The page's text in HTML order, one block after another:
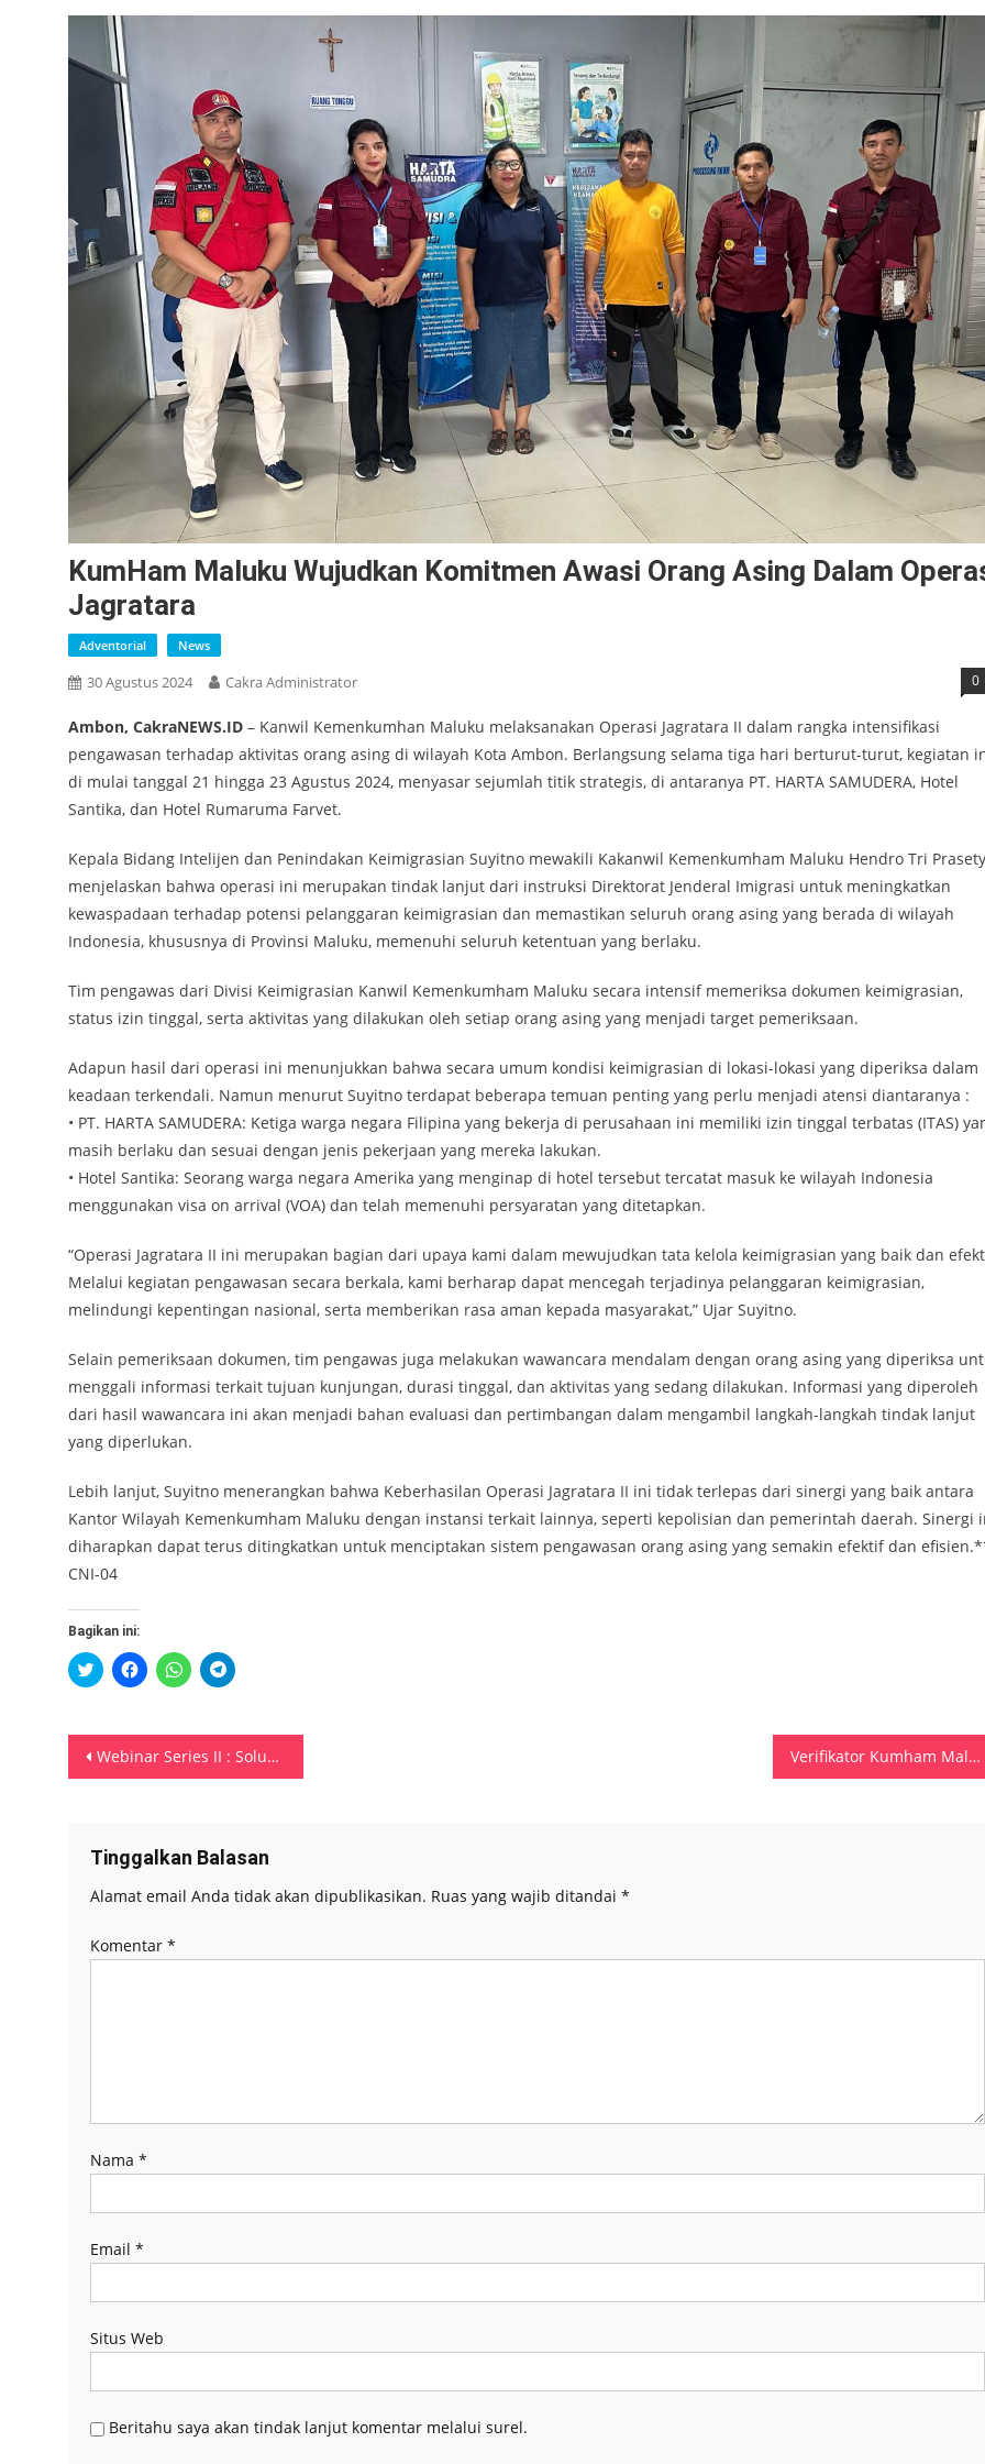
KumHam Maluku Wujudkan Komitmen Awasi Orang Asing Dalam
Jagratara
Adventorial News
30 Agustus 2024 Cakra Administrator 0
Ambon, CakraNEWS.ID – Kanwil Kemenkumhan Maluku melaksanakan Operasi Jagratara II dalam rangka intensifikasi
pengawasan terhadap aktivitas orang asing di wilayah Kota Ambon. Berlangsung selama tiga hari berturut-turut, kegiatan
di mulai tanggal 21 hingga 23 Agustus 2024, menyasar sejumlah titik strategis, di antaranya PT. HARTA SAMUDERA, Hotel
Santika, dan Hotel Rumaruma Farvet.
Kepala Bidang Intelijen dan Penindakan Keimigrasian Suyitno mewakili Kakanwil Kemenkumham Maluku Hendro Tri
menjelaskan bahwa operasi ini merupakan tindak lanjut dari instruksi Direktorat Jenderal Imigrasi untuk meningkatkan
kewaspadaan terhadap potensi pelanggaran keimigrasian dan memastikan seluruh orang asing yang berada di wilayah
Indonesia, khususnya di Provinsi Maluku, memenuhi seluruh ketentuan yang berlaku.
Tim pengawas dari Divisi Keimigrasian Kanwil Kemenkumham Maluku secara intensif memeriksa dokumen keimigrasian,
status izin tinggal, serta aktivitas yang dilakukan oleh setiap orang asing yang menjadi target pemeriksaan.
Adapun hasil dari operasi ini menunjukkan bahwa secara umum kondisi keimigrasian di lokasi-lokasi yang diperiksa dalam
keadaan terkendali. Namun menurut Suyitno terdapat beberapa temuan penting yang perlu menjadi atensi diantaranya :
• PT. HARTA SAMUDERA: Ketiga warga negara Filipina yang bekerja di perusahaan ini memiliki izin tinggal terbatas (ITAS)
masih berlaku dan sesuai dengan jenis pekerjaan yang mereka lakukan.
• Hotel Santika: Seorang warga negara Amerika yang menginap di hotel tersebut tercatat masuk ke wilayah Indonesia
menggunakan visa on arrival (VOA) dan telah memenuhi persyaratan yang ditetapkan.
“Operasi Jagratara II ini merupakan bagian dari upaya kami dalam mewujudkan tata kelola keimigrasian yang baik dan
Melalui kegiatan pengawasan secara berkala, kami berharap dapat mencegah terjadinya pelanggaran keimigrasian,
melindungi kepentingan nasional, serta memberikan rasa aman kepada masyarakat,” Ujar Suyitno.
Selain pemeriksaan dokumen, tim pengawas juga melakukan wawancara mendalam dengan orang asing yang diperiksa
menggali informasi terkait tujuan kunjungan, durasi tinggal, dan aktivitas yang sedang dilakukan. Informasi yang diperoleh
dari hasil wawancara ini akan menjadi bahan evaluasi dan pertimbangan dalam mengambil langkah-langkah tindak lanjut
yang diperlukan.
Lebih lanjut, Suyitno menerangkan bahwa Keberhasilan Operasi Jagratara II ini tidak terlepas dari sinergi yang baik antara
Kantor Wilayah Kemenkumham Maluku dengan instansi terkait lainnya, seperti kepolisian dan pemerintah daerah. Sinergi
diharapkan dapat terus ditingkatkan untuk menciptakan sistem pengawasan orang asing yang semakin efektif dan
CNI-04
Bagikan ini:
Klik
untuk
di
jendela
yang
baru)
Klik
untuk
di
jendela
yang
baru)
Klik
untuk
di
jendela
yang
baru)
Klik
untuk
di
jendela
yang
baru)
Navigasi
Webinar Series II : Solusi Pengembangan Karir ASN Kemenkumham Verifikator Kumham Maluku Intensifkan Verifikasi Dokumen Unggah CPNS 2024
Tinggalkan Balasan
Alamat email Anda tidak akan dipublikasikan. Ruas yang wajib ditandai *
Komentar *
Nama *
Email *
Situs Web
Beritahu saya akan tindak lanjut komentar melalui surel.